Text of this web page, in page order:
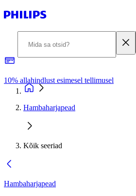
10% allahindlust esimesel tellimusel
Hambaharjapead
Kõik seeriad
Hambaharjapead